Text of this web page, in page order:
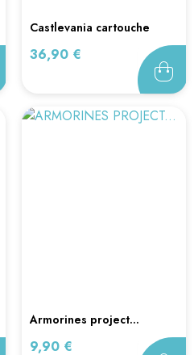
castlevania cartouche
Prix
36,90 €
armorines project...
Prix
9,90 €